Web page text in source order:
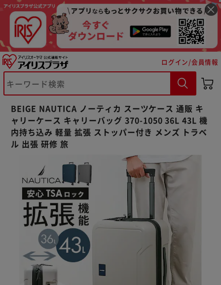
ログイン/会員情報
BEIGE NAUTICA ノーティカ スーツケース 通販 キ
ャリーケース キャリーバッグ 370-1050 36L 43L 機
内持ち込み 軽量 拡張 ストッパー付き メンズ トラベ
ル 出張 研修 旅
※ご確認ください
カートに入れる 購入手続きへ